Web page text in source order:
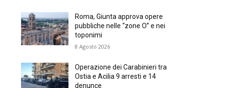
Roma, Giunta approva opere
pubbliche nelle “zone O” e nei
toponimi
8 Agosto 2026
Operazione dei Carabinieri tra
Ostia e Acilia 9 arresti e 14
denunce